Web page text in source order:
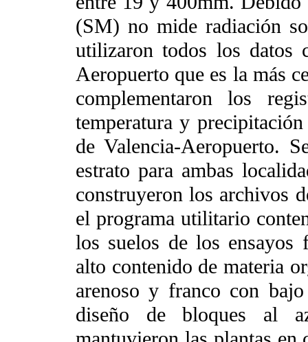
(SM) no mide radiación
utilizaron todos los datos
Aeropuerto que es la más
complementaron los
temperatura y
de Valencia-Aeropuerto.
estrato para ambas
construyeron los archivos
el programa utilitario
los suelos de los
alto contenido de materia
arenoso y franco con
diseño de bloques al